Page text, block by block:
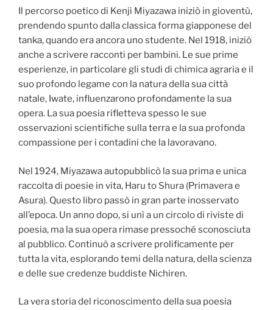
Il percorso poetico di Kenji Miyazawa iniziò in gioventù,
prendendo spunto dalla classica forma giapponese del
tanka, quando era ancora uno studente. Nel 1918, iniziò
anche a scrivere racconti per bambini. Le sue prime
esperienze, in particolare gli studi di chimica agraria e il
suo profondo legame con la natura della sua città
natale, Iwate, influenzarono profondamente la sua
opera. La sua poesia rifletteva spesso le sue
osservazioni scientifiche sulla terra e la sua profonda
compassione per i contadini che la lavoravano.
Nel 1924, Miyazawa autopubblicò la sua prima e unica
raccolta di poesie in vita, Haru to Shura (Primavera e
Asura). Questo libro passò in gran parte inosservato
all’epoca. Un anno dopo, si unì a un circolo di riviste di
poesia, ma la sua opera rimase pressoché sconosciuta
al pubblico. Continuò a scrivere prolificamente per
tutta la vita, esplorando temi della natura, della scienza
e delle sue credenze buddiste Nichiren.
La vera storia del riconoscimento della sua poesia